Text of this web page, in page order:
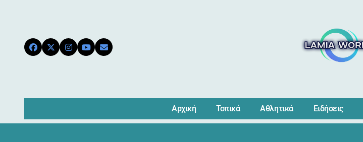
Αρχική Τοπικά Αθλητικά Ειδήσεις